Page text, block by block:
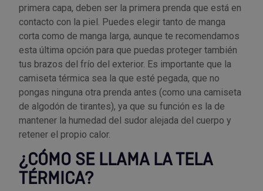
primera capa, deben ser la primera prenda que está en
contacto con la piel. Puedes elegir tanto de manga
corta como de manga larga, aunque te recomendamos
esta última opción para que puedas proteger también
tus brazos del frío del exterior. Es importante que la
camiseta térmica sea la que esté pegada, que no
pongas ninguna otra prenda antes (como una camiseta
de algodón de tirantes), ya que su función es la de
mantener la humedad del sudor alejada del cuerpo y
retener el propio calor.
¿CÓMO SE LLAMA LA TELA
TÉRMICA?